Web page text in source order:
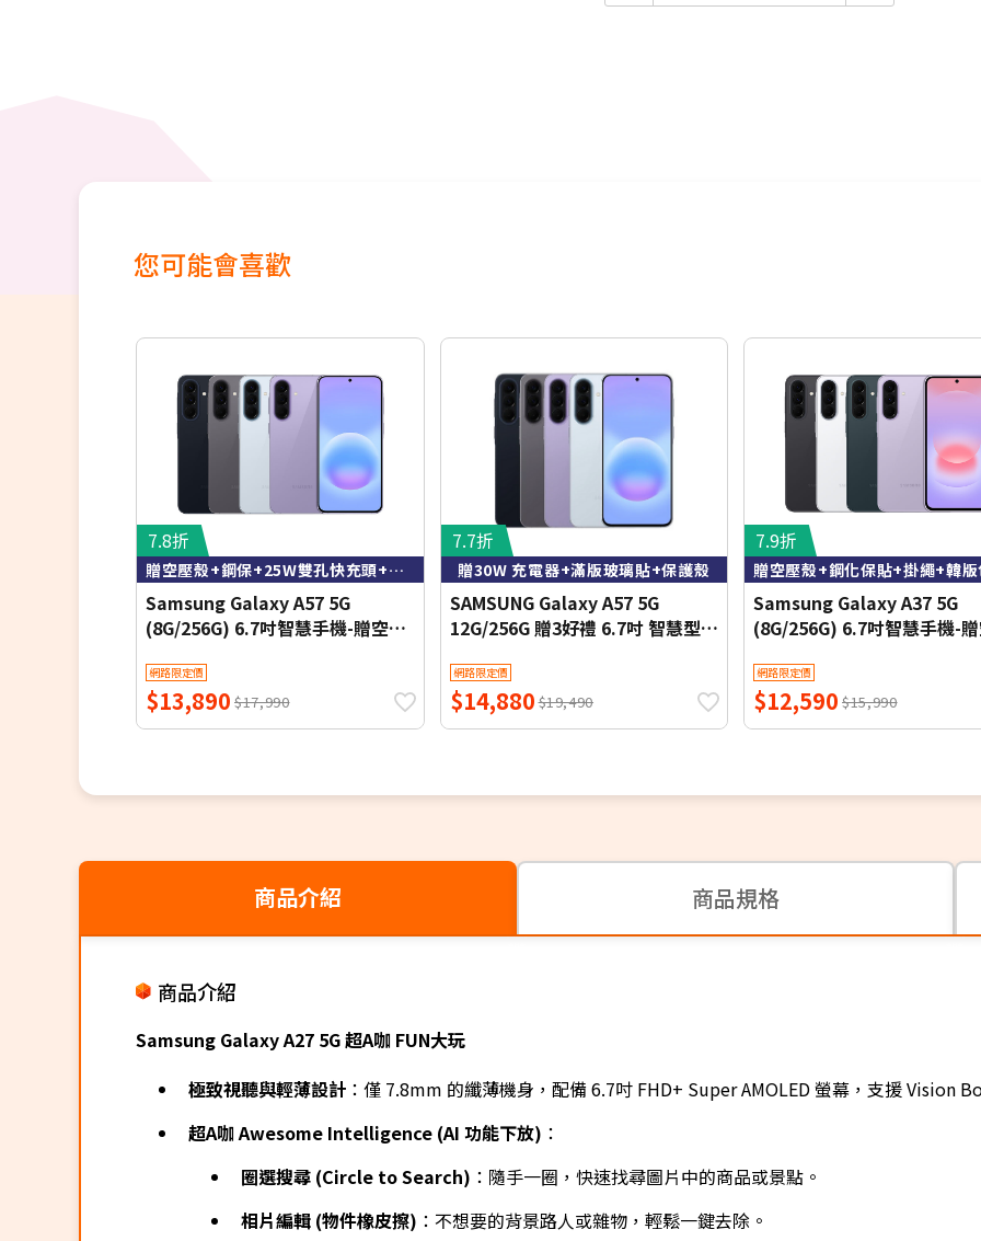
您可能會喜歡
7.8折
贈空壓殼+鋼保+25W雙孔快充頭+掛繩+韓版包+支架+噴劑
Samsung Galaxy A57 5G
(8G/256G) 6.7吋智慧手機-贈空壓
繩+韓版包+指環支架+噴劑
網路限定價
$13,890 $17,990
7.7折
贈30W 充電器+滿版玻璃貼+保護殼
SAMSUNG Galaxy A57 5G
12G/256G 贈3好禮 6.7吋 智慧型手
網路限定價
$14,880$19,490
7.9折
Samsung Galaxy A37 5G
(8G/256G) 6.7吋智慧手機-
支架+噴劑
網路限定價
$12,590 $15,990
商品介紹 商品規格
商品介紹
Samsung Galaxy A27 5G 超A咖 FUN大玩
極致視聽與輕薄設計 ：僅 7.8mm 的纖薄機身，配備 6.7吋 FHD+ Super AMOLED 螢幕，支援 Vision
超A咖 Awesome Intelligence (AI 功能下放) ：
圈選搜尋 (Circle to Search) ：隨手一圈，快速找尋圖片中的商品或景點。
相片編輯 (物件橡皮擦) ：不想要的背景路人或雜物，輕鬆一鍵去除。